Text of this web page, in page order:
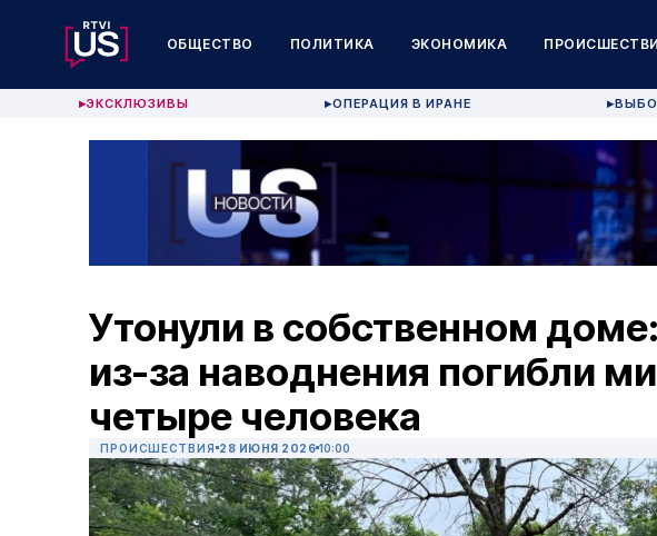
ОБЩЕСТВО ПОЛИТИКА ЭКОНОМИКА
▶ЭКСКЛЮЗИВЫ ▶ОПЕРАЦИЯ В ИРАНЕ ▶
Утонули в собственном
из-за наводнения погибли
четыре человека
ПРОИСШЕСТВИЯ 28 ИЮНЯ 2026 10:00